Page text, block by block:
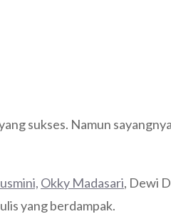
sukses. Namun
Okky Madasari, Dewi
yang berdampak.